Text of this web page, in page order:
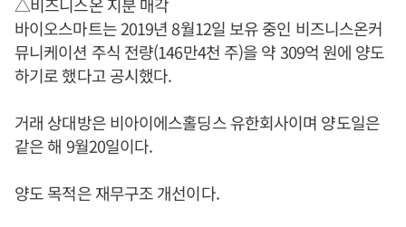
바이오스마트는 2019년 8월12일 보유 중인 비즈니스온커
뮤니케이션 주식 전량(146만4천 주)을 약 309억 원에 양도
하기로 했다고 공시했다.
거래 상대방은 비아이에스홀딩스 유한회사이며 양도일은
같은 해 9월20일이다.
양도 목적은 재무구조 개선이다.